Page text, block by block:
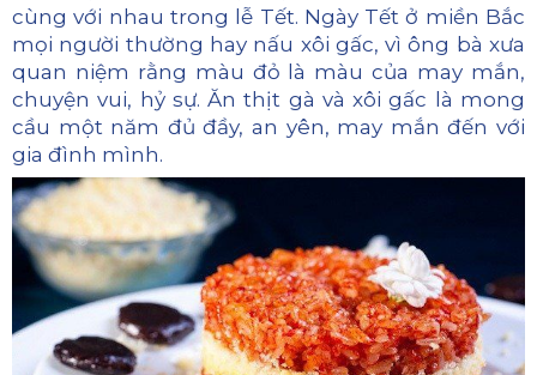
cùng với nhau trong lễ Tết. Ngày Tết ở miền Bắc
mọi người thường hay nấu xôi gấc, vì ông bà xưa
quan niệm rằng màu đỏ là màu của may mắn,
chuyện vui, hỷ sự. Ăn thịt gà và xôi gấc là mong
cầu một năm đủ đầy, an yên, may mắn đến với
gia đình mình.